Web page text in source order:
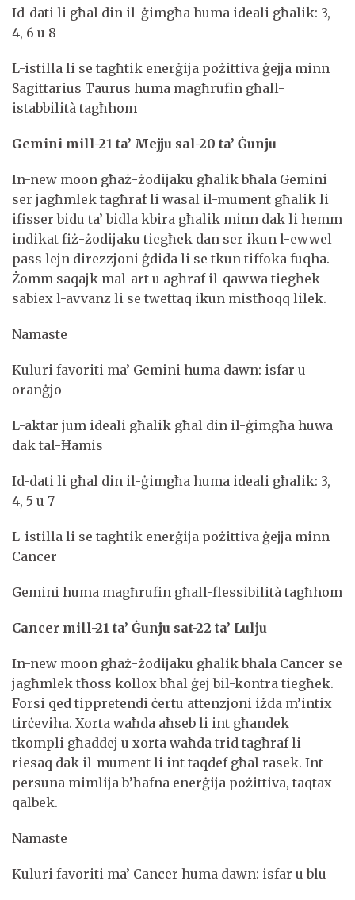
Id-dati li għal din il-ġimgħa huma ideali għalik: 3,
4, 6 u 8
L-istilla li se tagħtik enerġija pożittiva ġejja minn
Sagittarius Taurus huma magħrufin għall-
istabbilità tagħhom
Gemini mill-21 ta’ Mejju sal-20 ta’ Ġunju
In-new moon għaż-żodijaku għalik bħala Gemini
ser jagħmlek tagħraf li wasal il-mument għalik li
ifisser bidu ta’ bidla kbira għalik minn dak li hemm
indikat fiż-żodijaku tiegħek dan ser ikun l-ewwel
pass lejn direzzjoni ġdida li se tkun tiffoka fuqha.
Żomm saqajk mal-art u agħraf il-qawwa tiegħek
sabiex l-avvanz li se twettaq ikun mistħoqq lilek.
Namaste
Kuluri favoriti ma’ Gemini huma dawn: isfar u
oranġjo
L-aktar jum ideali għalik għal din il-ġimgħa huwa
dak tal-Ħamis
Id-dati li għal din il-ġimgħa huma ideali għalik: 3,
4, 5 u 7
L-istilla li se tagħtik enerġija pożittiva ġejja minn
Cancer
Gemini huma magħrufin għall-flessibilità tagħhom
Cancer mill-21 ta’ Ġunju sat-22 ta’ Lulju
In-new moon għaż-żodijaku għalik bħala Cancer se
jagħmlek tħoss kollox bħal ġej bil-kontra tiegħek.
Forsi qed tippretendi ċertu attenzjoni iżda m’intix
tirċeviha. Xorta waħda aħseb li int għandek
tkompli għaddej u xorta waħda trid tagħraf li
riesaq dak il-mument li int taqdef għal rasek. Int
persuna mimlija b’ħafna enerġija pożittiva, taqtax
qalbek.
Namaste
Kuluri favoriti ma’ Cancer huma dawn: isfar u blu